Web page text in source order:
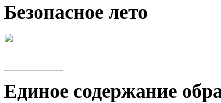
Безопасное лето
Единое содержание